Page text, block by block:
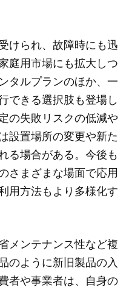
けられ、故障時にも迅
庭用市場にも拡大しつ
タルプランのほか、一
できる選択肢も登場し
の失敗リスクの低減や
設置場所の変更や新た
る場合がある。今後も
さまざまな場面で応用
用方法もより多様化す
メンテナンス性など複
のように新旧製品の入
者や事業者は、自身の